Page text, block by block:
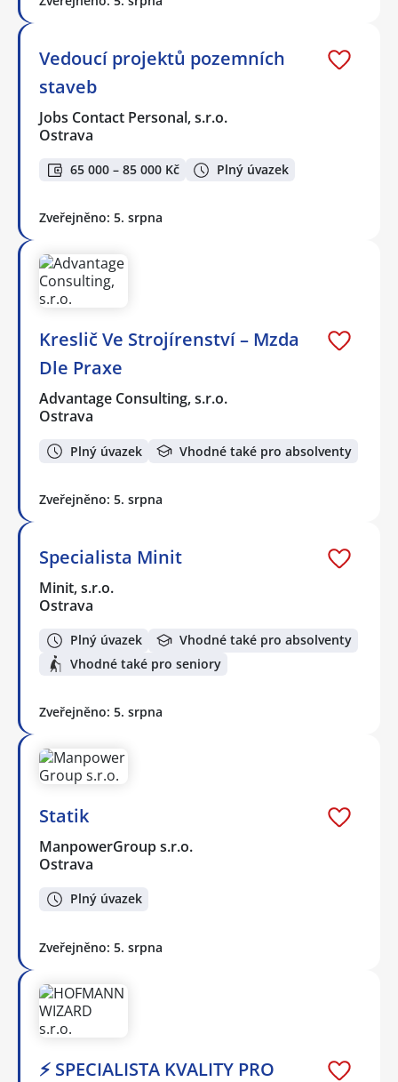
Vedoucí projektů pozemních
staveb
Jobs Contact Personal, s.r.o.
Ostrava
65 000 – 85 000 Kč Plný úvazek
Zveřejněno: 5. srpna
Kreslič Ve Strojírenství – Mzda
Dle Praxe
Advantage Consulting, s.r.o.
Ostrava
Plný úvazek Vhodné také pro absolventy
Zveřejněno: 5. srpna
Specialista Minit
Minit, s.r.o.
Ostrava
Plný úvazek
Vhodné také pro absolventy
Vhodné také pro seniory
Zveřejněno: 5. srpna
Statik
ManpowerGroup s.r.o.
Ostrava
Plný úvazek
Zveřejněno: 5. srpna
⚡ SPECIALISTA KVALITY PRO